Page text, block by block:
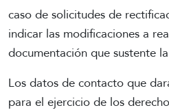
caso de solicitudes de
indicar las modificaciones a
documentación que sustente
Los datos de contacto que
para el ejercicio de los